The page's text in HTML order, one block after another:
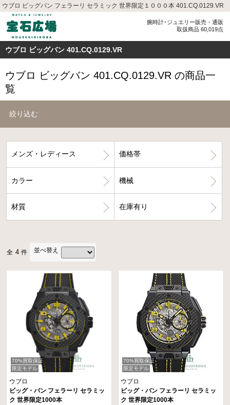
ウブロ ビッグバン フェラーリ セラミック 世界限定１０００本 401.CQ.0129.VR
腕時計･ジュエリー販売・通販
取扱商品 60,019点
ウブロ ビッグバン 401.CQ.0129.VR
ウブロ ビッグバン 401.CQ.0129.VR の商品一
覧
絞り込む
メンズ・レディース 価格帯
カラー 機械
材質 在庫有り
全 4 件 並べ替え
70%買取保証
限定モデル
ウブロ
ビッグ・バン フェラーリ セラミッ
ク 世界限定1000本
70%買取保証
限定モデル
ウブロ
ビッグ・バン フェラーリ セラミッ
ク 世界限定1000本